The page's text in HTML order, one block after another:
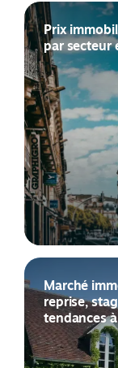
Prix
par secteur
Marché
reprise,
tendances